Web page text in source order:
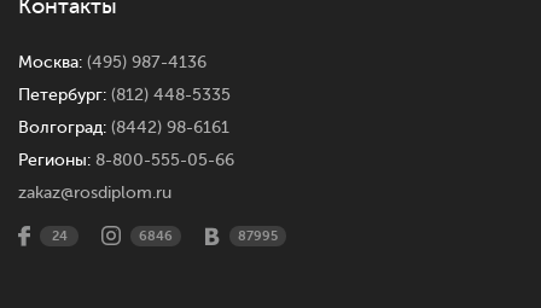
Контакты
Москва: (495) 987-4136
Петербург: (812) 448-5335
Волгоград: (8442) 98-6161
Регионы: 8-800-555-05-66
zakaz@rosdiplom.ru
24 6846 87995